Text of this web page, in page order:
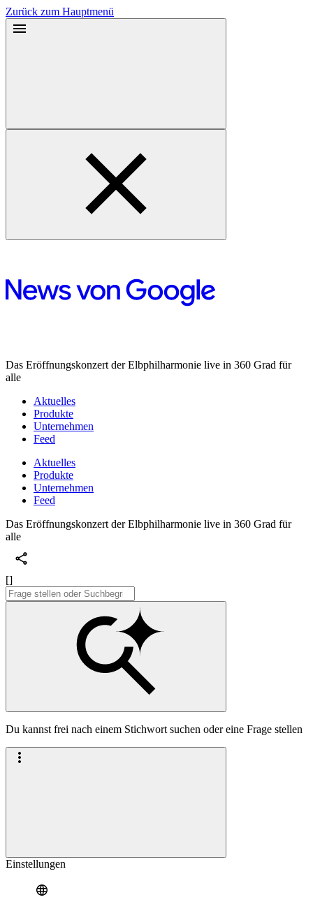
Zurück zum Hauptmenü
Das Eröffnungskonzert der Elbphilharmonie live in 360 Grad für
alle
Aktuelles
Produkte
Unternehmen
Feed
Aktuelles
Produkte
Unternehmen
Feed
Das Eröffnungskonzert der Elbphilharmonie live in 360 Grad für
alle
[]
Du kannst frei nach einem Stichwort suchen oder eine Frage stellen
Einstellungen